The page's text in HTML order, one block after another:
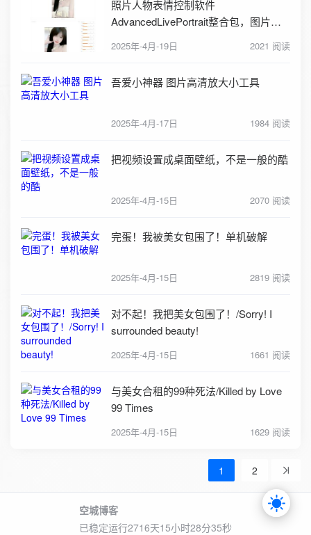
照片人物表情控制软件
AdvancedLivePortrait整合包，图片转
2025年-4月-19日 2021 阅读
吾爱小神器 图片高清放大小工具
2025年-4月-17日 1984 阅读
把视频设置成桌面壁纸，不是一般的酷
2025年-4月-15日 2070 阅读
完蛋！我被美女包围了！单机破解
2025年-4月-15日 2819 阅读
对不起！我把美女包围了！/Sorry! I
surrounded beauty!
2025年-4月-15日 1661 阅读
与美女合租的99种死法/Killed by Love
99 Times
2025年-4月-15日 1629 阅读
1 2
空城博客
已稳定运行2716天15小时28分36秒